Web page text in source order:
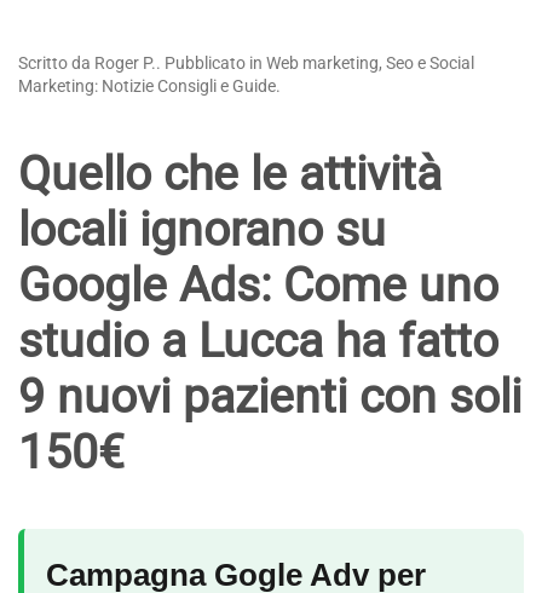
Scritto da Roger P.. Pubblicato in Web marketing, Seo e Social
Marketing: Notizie Consigli e Guide.
Quello che le attività
locali ignorano su
Google Ads: Come uno
studio a Lucca ha fatto
9 nuovi pazienti con soli
150€
Campagna Gogle Adv per